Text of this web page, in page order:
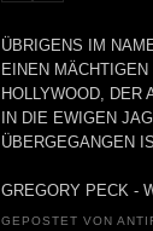
ÜBRIGENS IM
EINEN
HOLLYWOOD, DER
IN DIE EWIGEN
ÜBERGEGANGEN
GREGORY PECK -
GEPOSTET VON